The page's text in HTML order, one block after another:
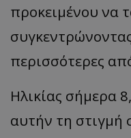
προκειμένου να
περισσότερες
Ηλικίας σήμερα
αυτήν τη στιγμή